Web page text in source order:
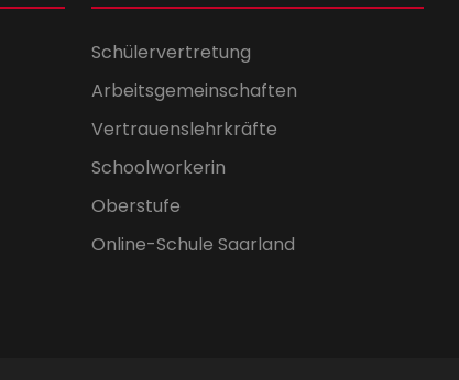
Schülervertretung
Arbeitsgemeinschaften
Vertrauenslehrkräfte
Schoolworkerin
Oberstufe
Online-Schule Saarland